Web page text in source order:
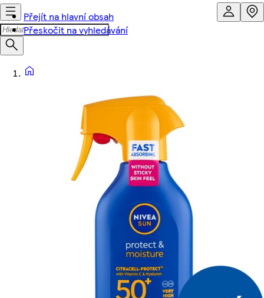
Přejít na hlavní obsah
Přeskočit na vyhledávání